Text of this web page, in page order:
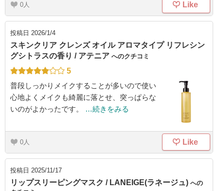
0 Like
投稿日 2026/1/4
スキンクリア クレンズ オイル アロマタイプ リフレシン
グシトラスの香り / アテニア へのクチコミ
5
普段しっかりメイクすることが多いので使い
心地よくメイクも綺麗に落とせ、突っぱらな
いのがよかったです。
…続きをみる
0 Like
投稿日 2025/11/17
リップスリーピングマスク / LANEIGE(ラネージュ) への